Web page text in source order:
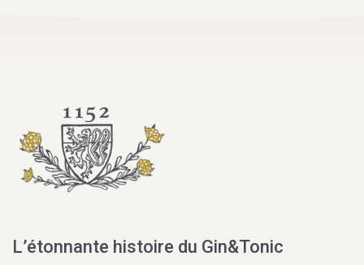
L’étonnante histoire du Gin&Tonic